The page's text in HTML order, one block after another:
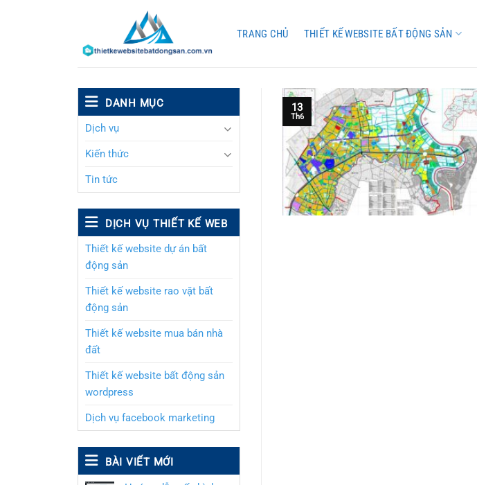
TRANG CHỦ THIẾT KẾ WEBSITE BẤT ĐỘNG SẢN
DANH MỤC
Dịch vụ
Kiến thức
Tin tức
DỊCH VỤ THIẾT KẾ WEB
Thiết kế website dự án bất
động sản
Thiết kế website rao vặt bất
động sản
Thiết kế website mua bán nhà
đất
Thiết kế website bất động sản
wordpress
Dịch vụ facebook marketing
BÀI VIẾT MỚI
13
Th6